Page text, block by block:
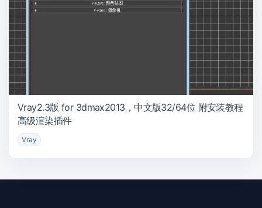
Vray2.3版 for 3dmax2013，中文版32/64位 附安装教程
高级渲染插件
Vray